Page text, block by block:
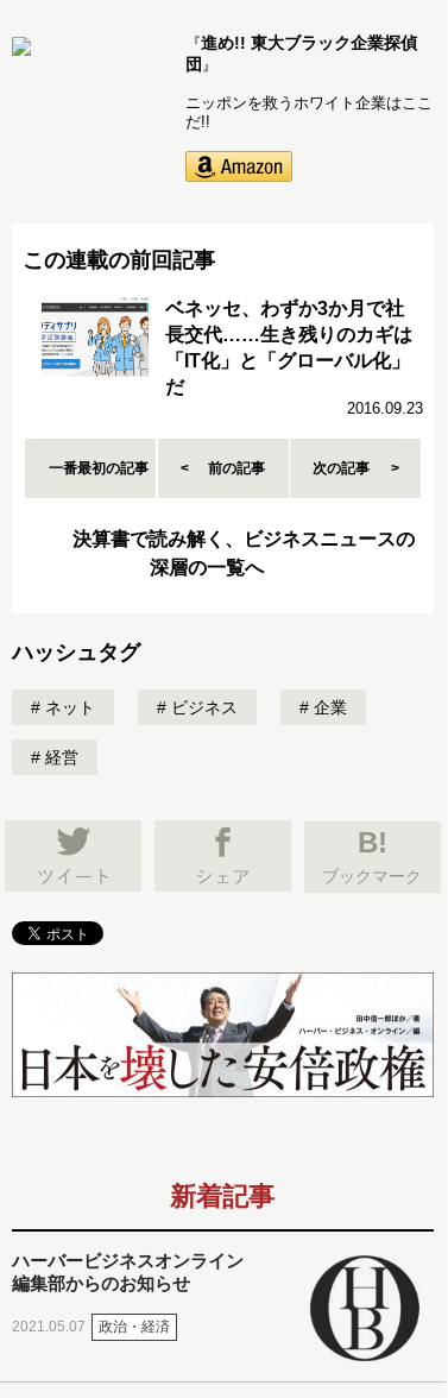
『進め!! 東大ブラック企業探偵
団 』
ニッポンを救うホワイト企業はここ
だ!!
この連載の前回記事
ベネッセ、わずか3か月で社
長交代……生き残りのカギは
「IT化」と「グローバル化」
だ
2016.09.23
一番最初の記事 前の記事 次の記事
決算書で読み解く、ビジネスニュースの
深層の一覧へ
ハッシュタグ
ネット ビジネス 企業
経営
B!
ブックマーク
新着記事
ハーバービジネスオンライン
編集部からのお知らせ
2021.05.07 政治・経済